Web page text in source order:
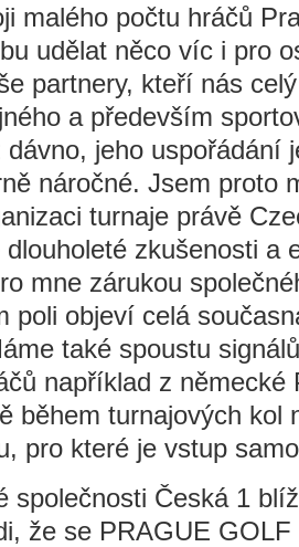
malého počtu hráčů
udělat něco víc i pro
partnery, kteří nás
a především
dávno, jeho uspořádání
náročné. Jsem proto
turnaje právě
zkušenosti a
mne zárukou
poli objeví celá
také spoustu
například z německé
během turnajových kol
pro které je vstup
společnosti Česká 1
že se PRAGUE